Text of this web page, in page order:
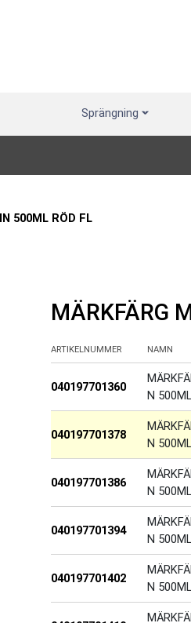
Sprängning
500ML RÖD FL
MÄRKFÄRG
ARTIKELNUMMER NAMN
040197701360
N
040197701378
N
040197701386
N
040197701394
N
040197701402
N